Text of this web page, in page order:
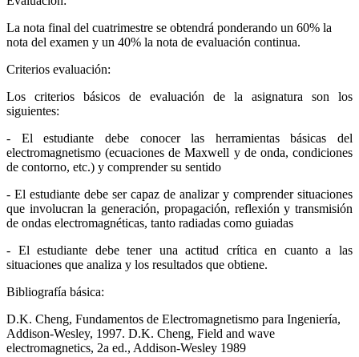
La nota final del cuatrimestre se obtendrá ponderando un 60% la
nota del examen y un 40% la nota de evaluación continua.
Criterios evaluación:
Los criterios básicos de evaluación de la asignatura son los
siguientes:
- El estudiante debe conocer las herramientas básicas del
electromagnetismo (ecuaciones de Maxwell y de onda, condiciones
de contorno, etc.) y comprender su sentido
- El estudiante debe ser capaz de analizar y comprender situaciones
que involucran la generación, propagación, reflexión y transmisión
de ondas electromagnéticas, tanto radiadas como guiadas
- El estudiante debe tener una actitud crítica en cuanto a las
situaciones que analiza y los resultados que obtiene.
Bibliografía básica:
D.K. Cheng, Fundamentos de Electromagnetismo para Ingeniería,
Addison-Wesley, 1997. D.K. Cheng, Field and wave
electromagnetics, 2a ed., Addison-Wesley 1989